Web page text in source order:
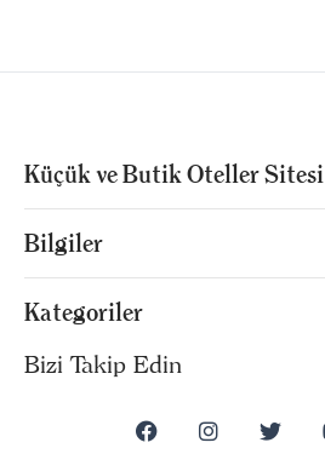
Küçük ve Butik Oteller Sitesi
Bilgiler
Kategoriler
Bizi Takip Edin